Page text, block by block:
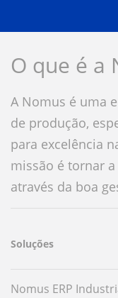
O que é a
A Nomus é uma
de produção,
para excelência
missão é tornar
através da boa
Soluções
Nomus ERP